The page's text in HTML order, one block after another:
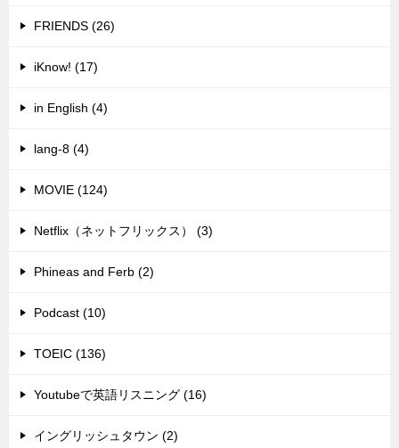
FRIENDS (26)
iKnow! (17)
in English (4)
lang-8 (4)
MOVIE (124)
Netflix（ネットフリックス） (3)
Phineas and Ferb (2)
Podcast (10)
TOEIC (136)
Youtubeで英語リスニング (16)
イングリッシュタウン (2)